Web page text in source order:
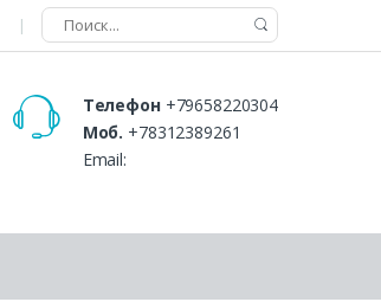
Телефон +79658220304
Моб. +78312389261
Email: